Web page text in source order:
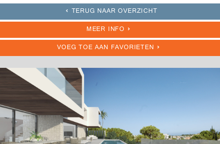
TERUG NAAR OVERZICHT
MEER INFO
VOEG TOE AAN FAVORIETEN